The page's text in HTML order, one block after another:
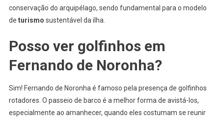
conservação do arquipélago, sendo fundamental para o modelo
de turismo sustentável da ilha.
Posso ver golfinhos em
Fernando de Noronha?
Sim! Fernando de Noronha é famoso pela presença de golfinhos
rotadores. O passeio de barco é a melhor forma de avistá-los,
especialmente ao amanhecer, quando eles costumam se reunir